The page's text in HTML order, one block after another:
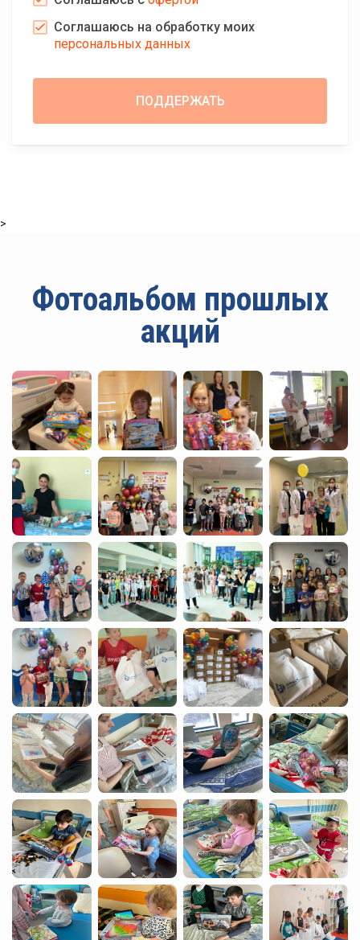
Соглашаюсь на обработку моих
персональных данных
>
Фотоальбом прошлых
акций